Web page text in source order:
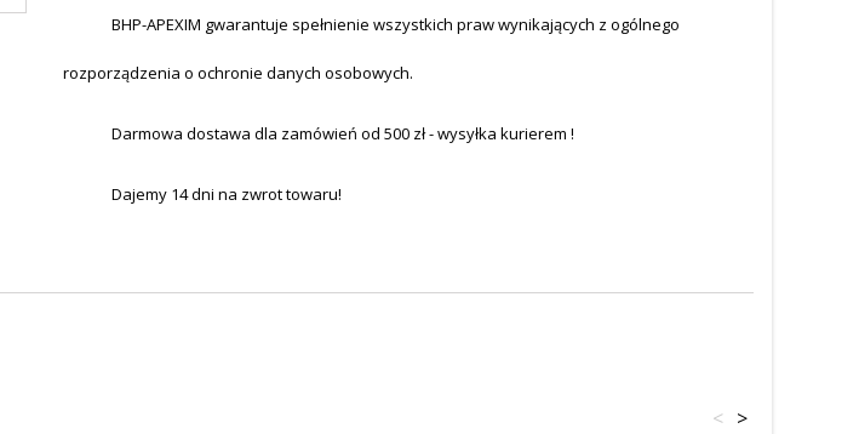
BHP-APEXIM gwarantuje spełnienie wszystkich praw wynikających z ogólnego
rozporządzenia o ochronie danych osobowych.
Darmowa dostawa dla zamówień od 500 zł - wysyłka kurierem !
Dajemy 14 dni na zwrot towaru!
>
<